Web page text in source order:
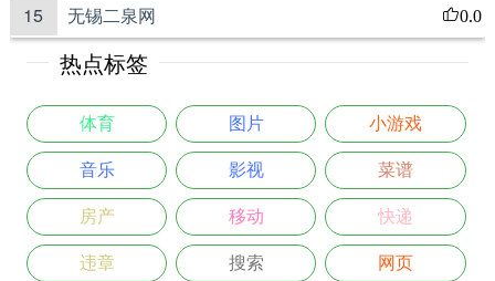
15 无锡二泉网 0.0
热点标签
体育 图片 小游戏
音乐 影视 菜谱
房产 移动 快递
违章 搜索 网页